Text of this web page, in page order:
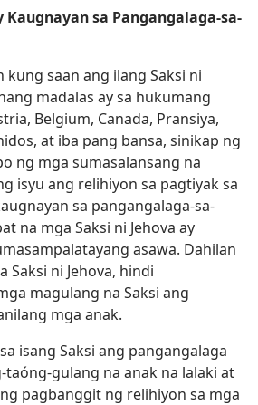
Kaugnayan sa Pangangalaga-sa-
saan ang ilang Saksi ni
madalas ay sa hukumang
Belgium, Canada, Pransiya,
at iba pang bansa, sinikap ng
ng mga sumasalansang na
isyu ang relihiyon sa pagtiyak sa
sa pangangalaga-sa-
na mga Saksi ni Jehova ay
asawa. Dahilan
Saksi ni Jehova, hindi
magulang na Saksi ang
mga anak.
isang Saksi ang pangangalaga
gulang na anak na lalaki at
pagbanggit ng relihiyon sa mga